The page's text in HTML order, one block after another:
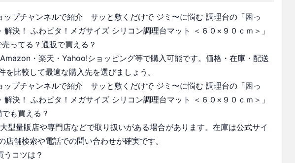
ップチャンネルで紹介 サッと敷くだけで ジミ〜に悩む 調理台の「困っ
解決！ ふわピタ！メガサイズ シリコン調理台マット ＜６０×９０ｃｍ＞」
ってる？通販で買える？
・楽天・Yahoo!ショッピング等で購入可能です。価格・在庫・配送
を比較して最適な購入先を選びましょう。
ップチャンネルで紹介 サッと敷くだけで ジミ〜に悩む 調理台の「困っ
解決！ ふわピタ！メガサイズ シリコン調理台マット ＜６０×９０ｃｍ＞」
も買える？
型量販店や専門店などで取り扱いがある場合があります。在庫は公式サイ
店舗検索や電話での問い合わせが確実です。
うコツは？